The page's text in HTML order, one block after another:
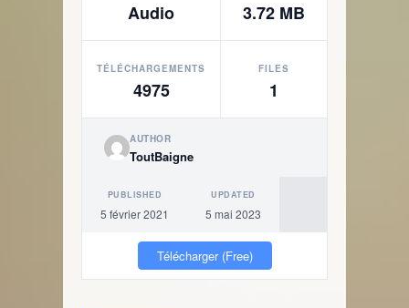
Audio 3.72 MB
TÉLÉCHARGEMENTS
4975
FILES
1
AUTHOR
ToutBaigne
PUBLISHED
5 février 2021
UPDATED
5 mai 2023
Télécharger (Free)